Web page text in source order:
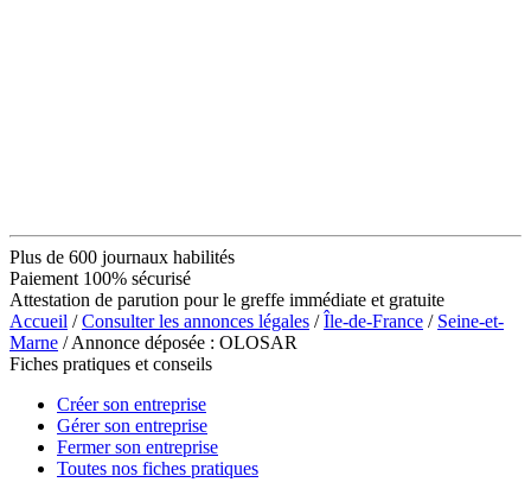
Plus de 600 journaux habilités
Paiement 100% sécurisé
Attestation de parution pour le greffe immédiate et gratuite
Accueil /Consulter les annonces légales /Île-de-France / Seine-et-
Marne / Annonce déposée : OLOSAR
Fiches pratiques et conseils
Créer son entreprise
Gérer son entreprise
Fermer son entreprise
Toutes nos fiches pratiques